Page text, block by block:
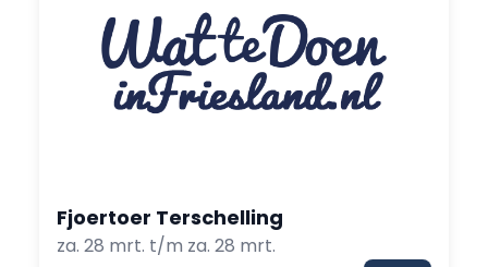
Fjoertoer Terschelling
za. 28 mrt. t/m za. 28 mrt.